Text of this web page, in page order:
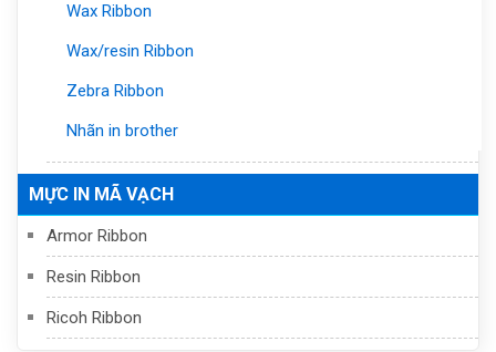
Wax Ribbon
Wax/resin Ribbon
Zebra Ribbon
Nhãn in brother
MỰC IN MÃ VẠCH
Armor Ribbon
Resin Ribbon
Ricoh Ribbon